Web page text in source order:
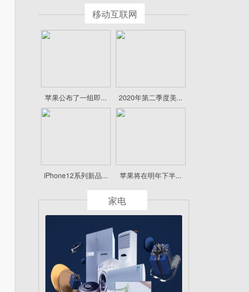
移动互联网
苹果公布了一组即... 2020年第二季度美...
iPhone12系列新品... 苹果将在明年下半...
家电